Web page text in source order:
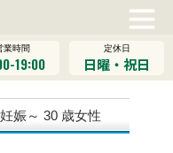
業時間
19:00
定休日
日曜・祝日
娠～ 30 歳女性